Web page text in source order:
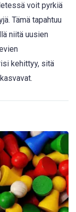
voit pyrkiä
Tämä tapahtuu
niitä uusien
kehittyy, sitä